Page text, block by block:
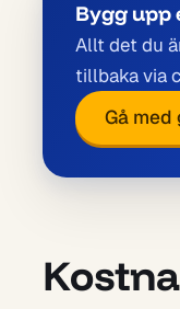
Bygg upp
Allt det du
tillbaka via
Gå med